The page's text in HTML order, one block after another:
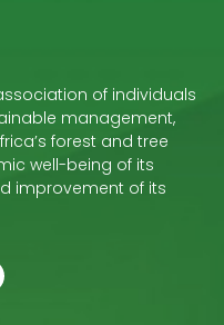
of individuals
management,
forest and tree
well-being of its
improvement of its